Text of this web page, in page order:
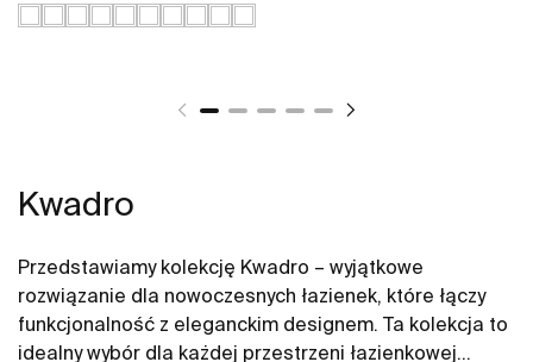
Kwadro
Przedstawiamy kolekcję Kwadro – wyjątkowe
rozwiązanie dla nowoczesnych łazienek, które łączy
funkcjonalność z eleganckim designem. Ta kolekcja to
idealny wybór dla każdej przestrzeni łazienkowej